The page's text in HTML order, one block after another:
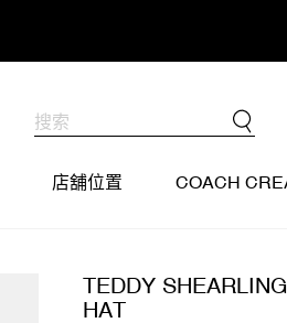
店舖位置 COACH
TEDDY
HAT